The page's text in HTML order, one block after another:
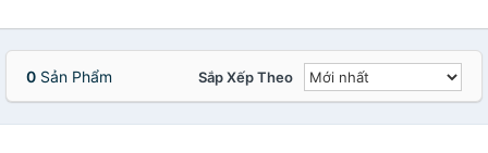
0 Sản Phẩm Sắp Xếp Theo